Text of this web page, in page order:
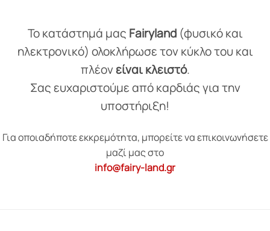
Το κατάστημά μας Fairyland(φυσικό και
ηλεκτρονικό) ολοκλήρωσε τον κύκλο του και
πλέονείναι κλειστό.
Σας ευχαριστούμε από καρδιάς για την
υποστήριξη!
Για οποιαδήποτε εκκρεμότητα, μπορείτε να επικοινωνήσετε
μαζί μας στο
info@fairy-land.gr